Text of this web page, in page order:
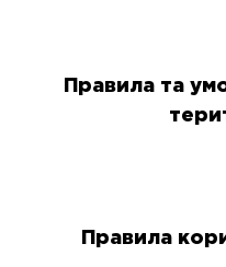
Правила та
Правила